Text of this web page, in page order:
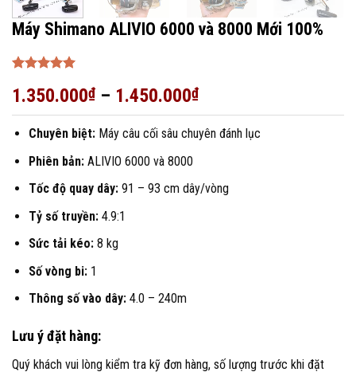
Máy Shimano ALIVIO 6000 và 8000 Mới 100%
hạng55
1.350.000₫– 1.450.000₫
Chuyên biệt:Máy câu cối sâu chuyên đánh lục
Phiên bản:ALIVIO 6000 và 8000
Tốc độ quay dây:91 – 93 cm dây/vòng
Tỷ số truyền:4.9:1
Sức tải kéo: 8 kg
Số vòng bi:1
Thông số vào dây:4.0 – 240m
Lưu ý đặt hàng:
Quý khách vui lòng kiểm tra kỹ đơn hàng, số lượng trước khi đặt